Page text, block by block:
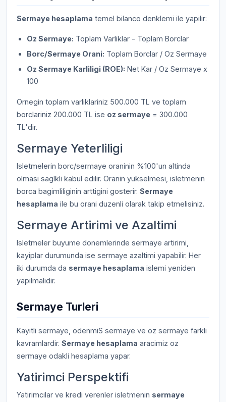
Sermaye hesaplama temel bilanco denklemi ile yapilir:
Oz Sermaye: Toplam Varliklar - Toplam Borclar
Borc/Sermaye Orani: Toplam Borclar / Oz Sermaye
Oz Sermaye Karliligi (ROE): Net Kar / Oz Sermaye x
100
Ornegin toplam varliklariniz 500.000 TL ve toplam
borclariniz 200.000 TL ise oz sermaye = 300.000
TL'dir.
Sermaye Yeterliligi
Isletmelerin borc/sermaye oraninin %100'un altinda
olmasi saglkli kabul edilir. Oranin yukselmesi, isletmenin
borca bagimliliginin arttigini gosterir. Sermaye
hesaplama ile bu orani duzenli olarak takip etmelisiniz.
Sermaye Artirimi ve Azaltimi
Isletmeler buyume donemlerinde sermaye artirimi,
kayiplar durumunda ise sermaye azaltimi yapabilir. Her
iki durumda da sermaye hesaplama islemi yeniden
yapilmalidir.
Sermaye Turleri
Kayitli sermaye, odenmiS sermaye ve oz sermaye farkli
kavramlardir. Sermaye hesaplama aracimiz oz
sermaye odakli hesaplama yapar.
Yatirimci Perspektifi
Yatirimcilar ve kredi verenler isletmenin sermaye